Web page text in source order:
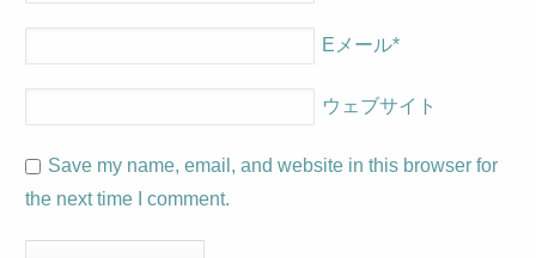
Eメール*
ウェブサイト
Save my name, email, and website in this browser for
the next time I comment.